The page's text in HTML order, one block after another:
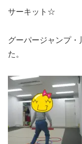
サーキット☆
グーパージャンプ・
た。